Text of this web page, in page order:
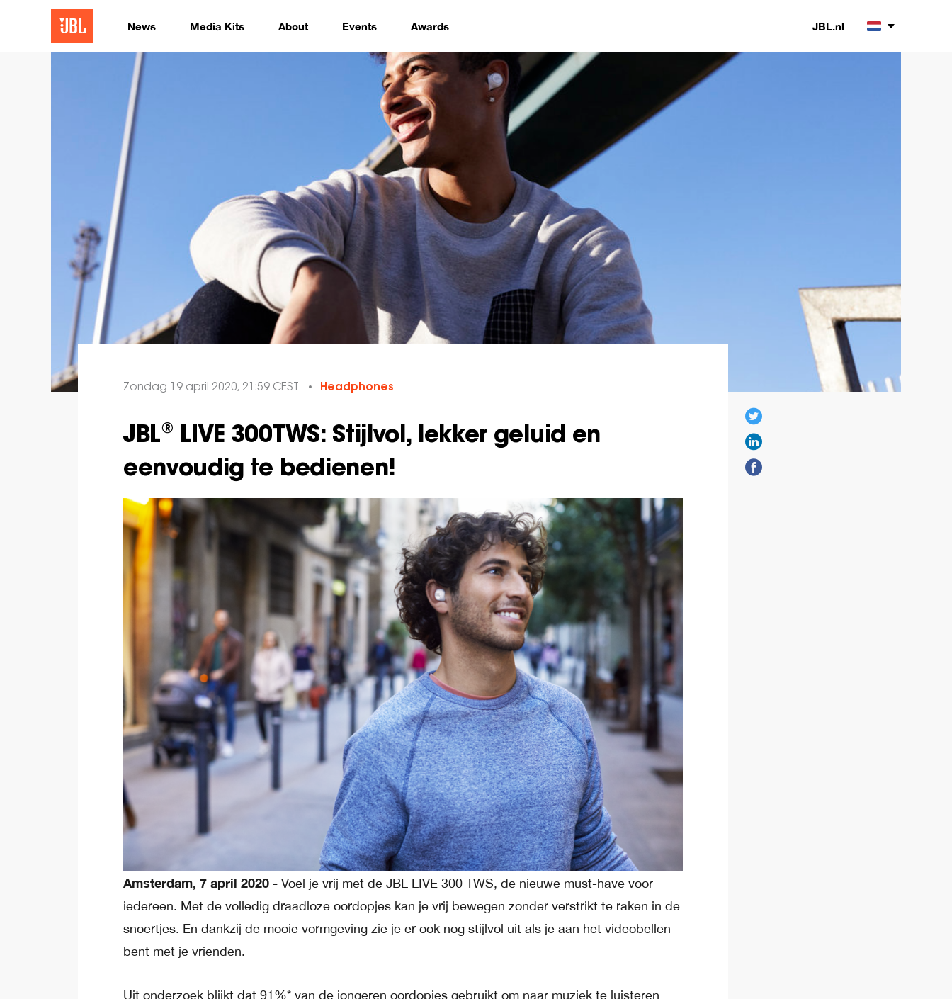
News Media Kits About Events Awards JBL.nl
Zondag 19 april 2020, 21:59 CEST Headphones
JBL® LIVE 300TWS: Stijlvol, lekker geluid en
eenvoudig te bedienen!
Amsterdam, 7 april 2020 - Voel je vrij met de JBL LIVE 300 TWS, de nieuwe must-have voor
iedereen. Met de volledig draadloze oordopjes kan je vrij bewegen zonder verstrikt te raken in de
snoertjes. En dankzij de mooie vormgeving zie je er ook nog stijlvol uit als je aan het videobellen
bent met je vrienden.
Uit onderzoek blijkt dat 91%* van de jongeren oordopjes gebruikt om naar muziek te luisteren